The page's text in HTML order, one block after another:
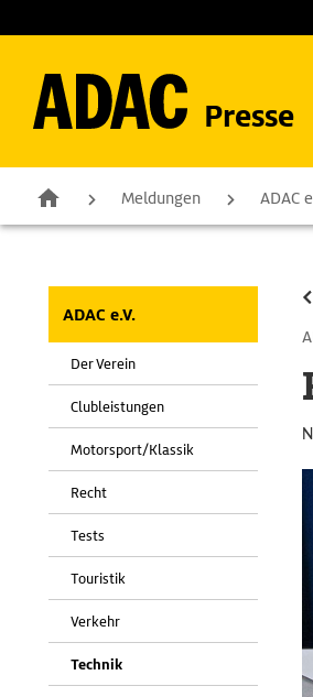
Presse
Meldungen ADAC
ADAC e.V.
Der Verein
Clubleistungen
Motorsport/Klassik
Recht
Tests
Touristik
Verkehr
Technik